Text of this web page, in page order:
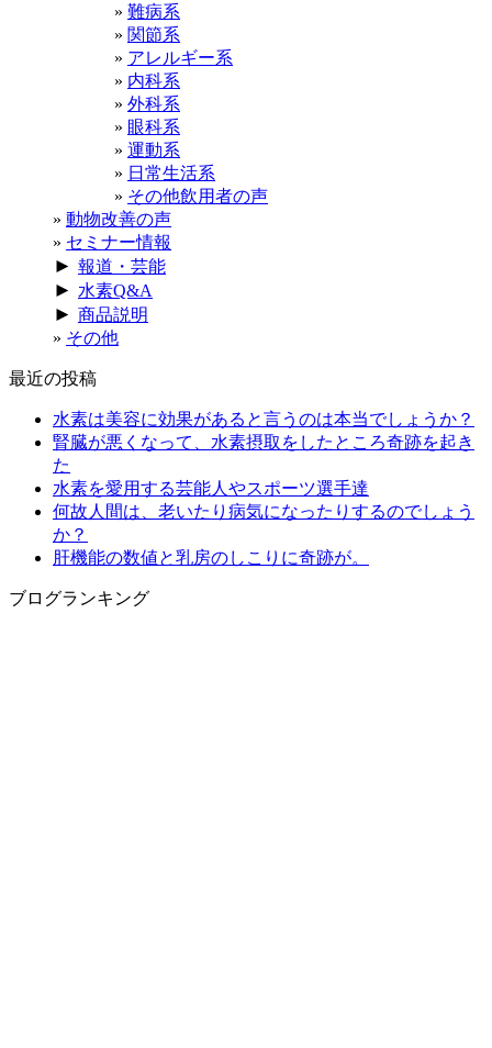
難病系
関節系
アレルギー系
内科系
外科系
眼科系
運動系
日常生活系
その他飲用者の声
動物改善の声
セミナー情報
► 報道・芸能
► 水素Q&A
► 商品説明
その他
最近の投稿
水素は美容に効果があると言うのは本当でしょうか？
腎臓が悪くなって、水素摂取をしたところ奇跡を起き
た
水素を愛用する芸能人やスポーツ選手達
何故人間は、老いたり病気になったりするのでしょう
か？
肝機能の数値と乳房のしこりに奇跡が。
ブログランキング